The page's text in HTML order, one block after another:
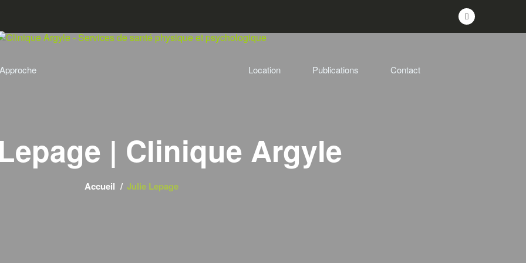
Approche Location Publications Contact
| Clinique Argyle
Accueil Julie Lepage